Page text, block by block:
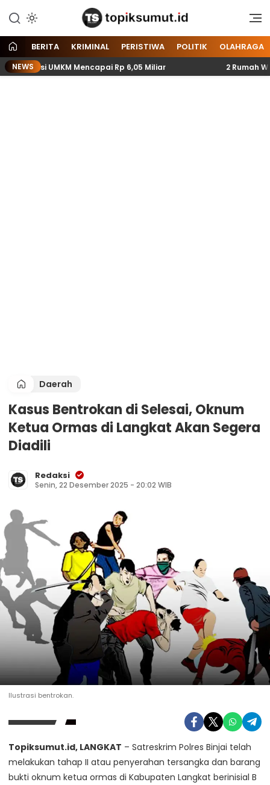
Topik Sumut
Memberitakan Seputar
dan Nasional
BERITA KRIMINAL PERISTIWA POLITIK OLAHRAGA
NEWS
UMKM Mencapai Rp 6,05 Miliar 2 Rumah Warga
Daerah
Kasus Bentrokan di Selesai, Oknum
Ketua Ormas di Langkat Akan Segera
Diadili
Redaksi
Senin, 22 Desember 2025 - 20:02 WIB
Ilustrasi bentrokan.
Topiksumut.id, LANGKAT – Satreskrim Polres Binjai telah
melakukan tahap II atau penyerahan tersangka dan barang
bukti oknum ketua ormas di Kabupaten Langkat berinisial B